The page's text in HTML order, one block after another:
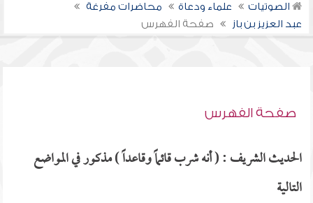
الصوتيات علماء ودعاة
محاضرات مفرغة
عبد العزيز بن باز
صفحة الفهرس
صفحة الفهرس
الحديث الشريف : ( أنه شرب قائماً وقاعداً ) مذكور في المواضع
التالية